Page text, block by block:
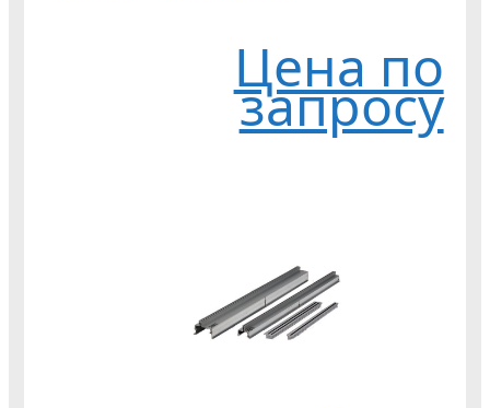
Цена по
запросу